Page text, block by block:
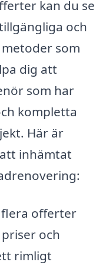
kan du se
och
som
dig att
som har
kompletta
Här är
inhämtat
flera offerter
och
rimligt